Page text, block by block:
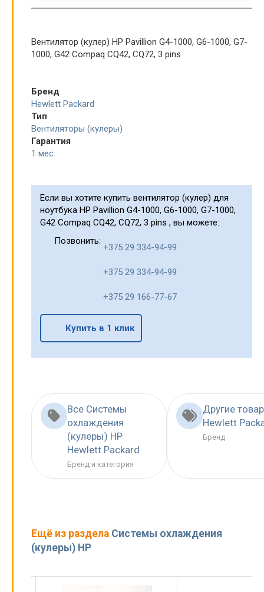
Вентилятор (кулер) HP Pavillion G4-1000, G6-1000, G7-
1000, G42 Compaq CQ42, CQ72, 3 pins
Бренд
Hewlett Packard
Тип
Вентиляторы (кулеры)
Гарантия
1 мес.
Если вы хотите купить вентилятор (кулер) для
ноутбука HP Pavillion G4-1000, G6-1000, G7-1000,
G42 Compaq CQ42, CQ72, 3 pins , вы можете:
Позвонить:
+375 29 334-94-99
+375 29 334-94-99
+375 29 166-77-67
Купить в 1 клик
Все Системы
охлаждения
(кулеры) HP
Hewlett Packard
Бренд и категория
Другие
Hewlett
Бренд
Ещё из раздела Системы охлаждения
(кулеры) HP